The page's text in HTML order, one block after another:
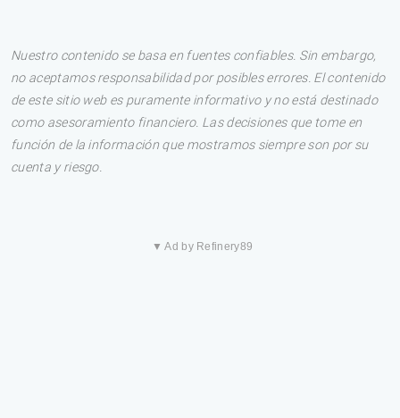
Nuestro contenido se basa en fuentes confiables. Sin embargo,
no aceptamos responsabilidad por posibles errores. El contenido
de este sitio web es puramente informativo y no está destinado
como asesoramiento financiero. Las decisiones que tome en
función de la información que mostramos siempre son por su
cuenta y riesgo.
▼ Ad by Refinery89